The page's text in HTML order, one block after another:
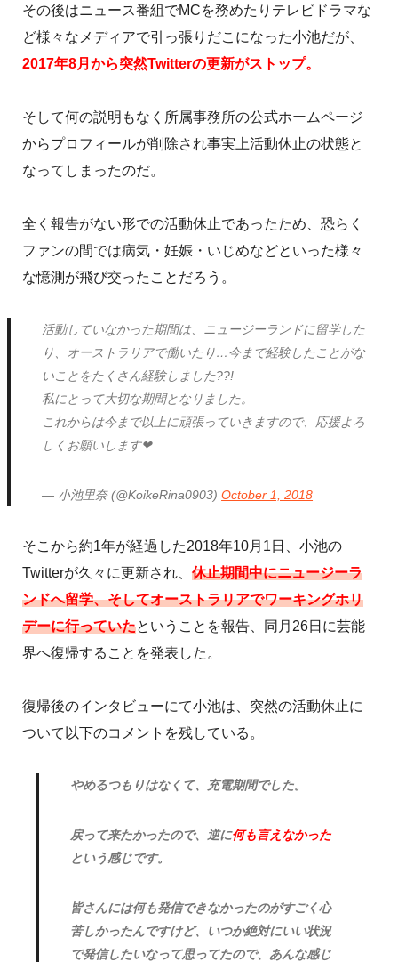
その後はニュース番組でMCを務めたりテレビドラマな
ど様々なメディアで引っ張りだこになった小池だが、
2017年8月から突然Twitterの更新がストップ。
そして何の説明もなく所属事務所の公式ホームページ
からプロフィールが削除され事実上活動休止の状態と
なってしまったのだ。
全く報告がない形での活動休止であったため、恐らく
ファンの間では病気・妊娠・いじめなどといった様々
な憶測が飛び交ったことだろう。
活動していなかった期間は、ニュージーランドに留学した
り、オーストラリアで働いたり…今まで経験したことがな
いことをたくさん経験しました??!
私にとって大切な期間となりました。
これからは今まで以上に頑張っていきますので、応援よろ
しくお願いします❤
— 小池里奈 (@KoikeRina0903)October 1, 2018
そこから約1年が経過した2018年10月1日、小池の
Twitterが久々に更新され、 休止期間中にニュージーラ
ンドへ留学、そしてオーストラリアでワーキングホリ
デーに行っていたということを報告、同月26日に芸能
界へ復帰することを発表した。
復帰後のインタビューにて小池は、突然の活動休止に
ついて以下のコメントを残している。
やめるつもりはなくて、充電期間でした。
戻って来たかったので、逆に何も言えなかった
という感じです。
皆さんには何も発信できなかったのがすごく心
苦しかったんですけど、いつか絶対にいい状況
で発信したいなって思ってたので、あんな感じ